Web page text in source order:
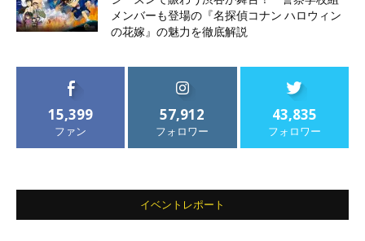
メンバーも登場の『名探偵コナン ハロウィン
の花嫁』の魅力を徹底解説
15,399
ファン
57,912
フォロワー
43,835
フォロワー
イベントレポート